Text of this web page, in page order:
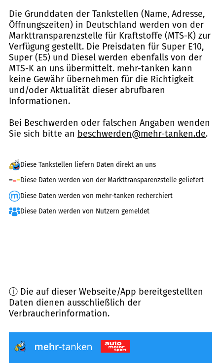
Die Grunddaten der Tankstellen (Name, Adresse,
Öffnungszeiten) in Deutschland werden von der
Markttransparenzstelle für Kraftstoffe (MTS-K) zur
Verfügung gestellt. Die Preisdaten für Super E10,
Super (E5) und Diesel werden ebenfalls von der
MTS-K an uns übermittelt. mehr-tanken kann
keine Gewähr übernehmen für die Richtigkeit
und/oder Aktualität dieser abrufbaren
Informationen.
Bei Beschwerden oder falschen Angaben wenden
Sie sich bitte an beschwerden@mehr-tanken.de.
Diese Tankstellen liefern Daten direkt an uns
Diese Daten werden von der Markttransparenzstelle geliefert
Diese Daten werden von mehr-tanken recherchiert
Diese Daten werden von Nutzern gemeldet
ⓘ Die auf dieser Webseite/App bereitgestellten
Daten dienen ausschließlich der
Verbraucherinformation.